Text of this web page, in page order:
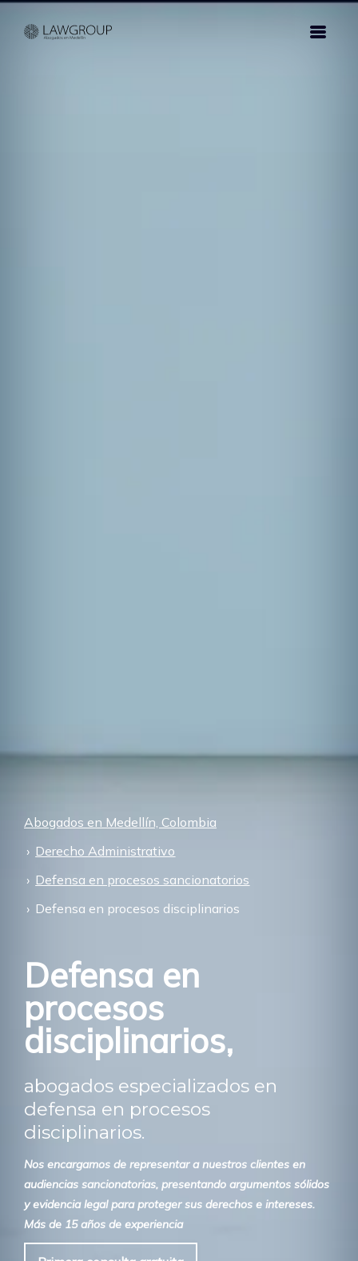
Abogados en Medellín, Colombia
Derecho Administrativo
Defensa en procesos sancionatorios
Defensa en procesos disciplinarios
Defensa en
procesos
disciplinarios,
abogados especializados en
defensa en procesos
disciplinarios.
Nos encargamos de representar a nuestros clientes en
audiencias sancionatorias, presentando argumentos sólidos
y evidencia legal para proteger sus derechos e intereses.
Más de 15 años de experiencia